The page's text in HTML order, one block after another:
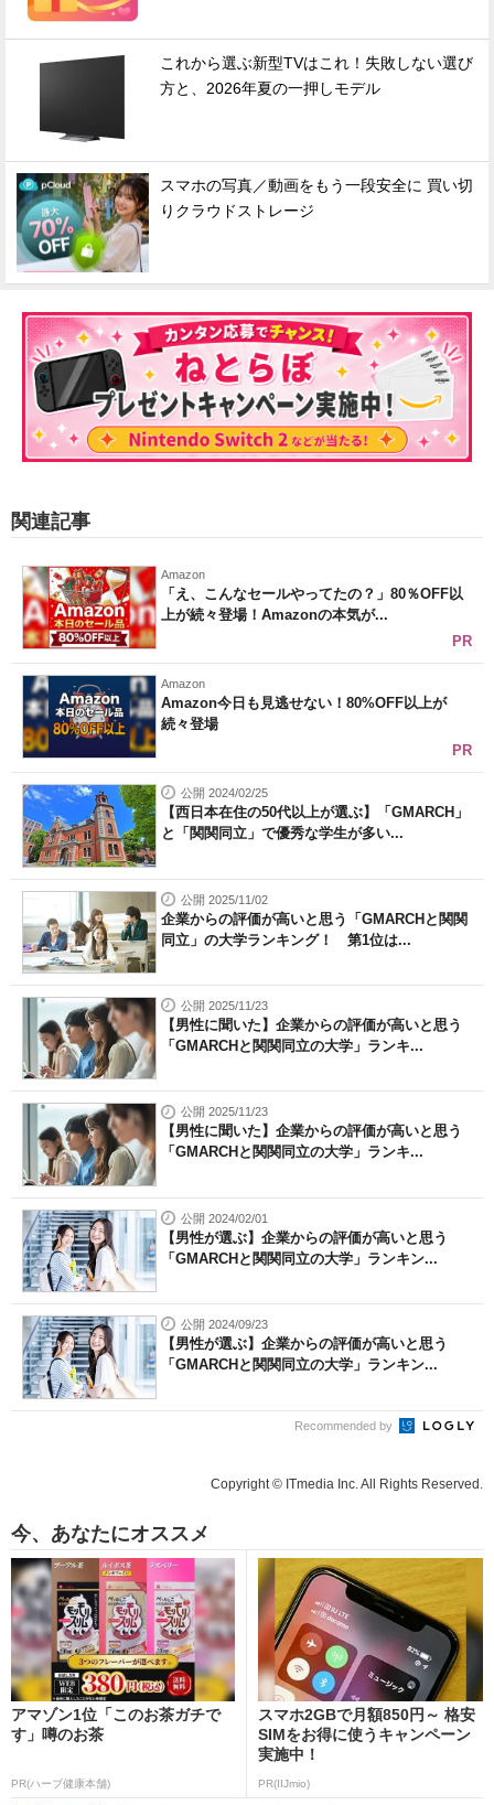
これから選ぶ新型TVはこれ！失敗しない選び
方と、2026年夏の一押しモデル
スマホの写真／動画をもう一段安全に 買い切
りクラウドストレージ
関連記事
Amazon
「え、こんなセールやってたの？」80％OFF以
上が続々登場！Amazonの本気が...
PR
Amazon
Amazon今日も見逃せない！80%OFF以上が
続々登場
PR
公開 2024/02/25
【西日本在住の50代以上が選ぶ】「GMARCH」
と「関関同立」で優秀な学生が多い...
公開 2025/11/02
企業からの評価が高いと思う「GMARCHと関関
同立」の大学ランキング！ 第1位は...
公開 2025/11/23
【男性に聞いた】企業からの評価が高いと思う
「GMARCHと関関同立の大学」ランキ...
公開 2025/11/23
【男性に聞いた】企業からの評価が高いと思う
「GMARCHと関関同立の大学」ランキ...
公開 2024/02/01
【男性が選ぶ】企業からの評価が高いと思う
「GMARCHと関関同立の大学」ランキン...
公開 2024/09/23
【男性が選ぶ】企業からの評価が高いと思う
「GMARCHと関関同立の大学」ランキン...
Recommended by
Copyright © ITmedia Inc. All Rights Reserved.
今、あなたにオススメ
アマゾン1位「このお茶ガチで
す」噂のお茶
PR(ハーブ健康本舗)
スマホ2GBで月額850円～ 格安
SIMをお得に使うキャンペーン
実施中！
PR(IIJmio)